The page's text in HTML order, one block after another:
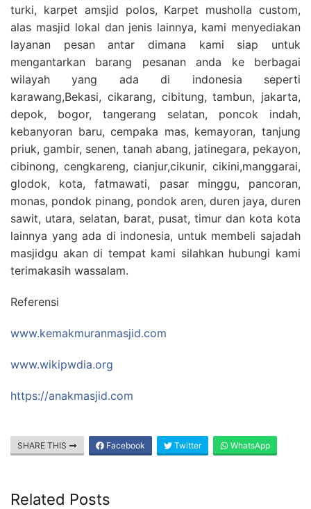
turki, karpet amsjid polos, Karpet musholla custom,
alas masjid lokal dan jenis lainnya, kami menyediakan
layanan pesan antar dimana kami siap untuk
mengantarkan barang pesanan anda ke berbagai
wilayah yang ada di indonesia seperti
karawang,Bekasi, cikarang, cibitung, tambun, jakarta,
depok, bogor, tangerang selatan, poncok indah,
kebanyoran baru, cempaka mas, kemayoran, tanjung
priuk, gambir, senen, tanah abang, jatinegara, pekayon,
cibinong, cengkareng, cianjur,cikunir, cikini,manggarai,
glodok, kota, fatmawati, pasar minggu, pancoran,
monas, pondok pinang, pondok aren, duren jaya, duren
sawit, utara, selatan, barat, pusat, timur dan kota kota
lainnya yang ada di indonesia, untuk membeli sajadah
masjidgu akan di tempat kami silahkan hubungi kami
terimakasih wassalam.
Referensi
www.kemakmuranmasjid.com
www.wikipwdia.org
https://anakmasjid.com
SHARE THIS Facebook Twitter WhatsApp
Related Posts